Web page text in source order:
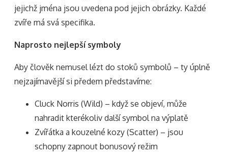
jejichž jména jsou uvedena pod jejich obrázky. Každé
zvíře má svá specifika.
Naprosto nejlepší symboly
Aby člověk nemusel lézt do stoků symbolů – ty úplně
nejzajímavější si předem představíme:
Cluck Norris (Wild) – když se objeví, může
nahradit kterékoliv další symbol na výplatě
Zvířátka a kouzelné kozy (Scatter) – jsou
schopny zapnout bonusový režim